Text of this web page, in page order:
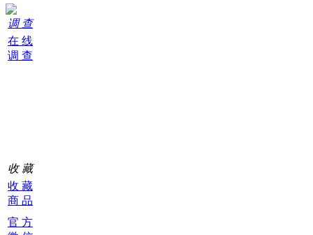
调 查
在 线
调 查
收 藏
收 藏
商 品
官 方